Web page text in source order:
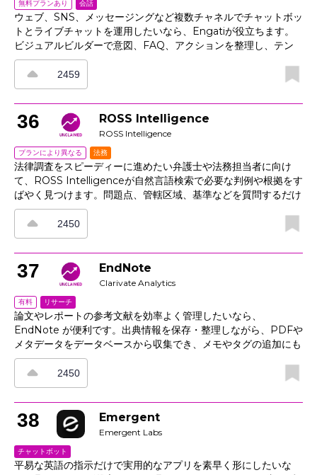
無料プランあり 会話
ウェブ、SNS、メッセージングなど複数チャネルでチャットボッ
トとライブチャットを運用したいなら、Engatiが役立ちます。
ビジュアルビルダーで意図、FAQ、アクションを整理し、テン
プレートでよくあるユーザー体験を効率よく構築できます。公開
前のテストで問題点を確認でき、連携機能を使えばアカウント情
報や注文データを取得して、より個別対応しやすくなります。さ
らに、必要に応じて有人対応へスムーズに引き継げるほか、会話
履歴も保持されます。分析機能では不足しているポイントを把握
できるため、フローやコンテンツ、プロンプトをデータに基づい
て改善できます。
2459
36 ROSS Intelligence
ROSS Intelligence
プランにより異なる 法務
法律調査をスピーディーに進めたい弁護士や法務担当者に向け
て、ROSS Intelligenceが自然言語検索で必要な判例や根拠をす
ばやく見つけます。問題点、管轄区域、基準などを質問するだけ
で、引用付きの関連箇所がランキング形式で表示され、裁判所・
日付・処理方法などの条件で絞り込みも可能です。さらに、簡潔
な分析機能で根拠の弱い判例を見極め、より説得力のある代替案
の検討を支援します。アラート、履歴、エクスポート機能も備え
ており、チームで主張を整理しながら、パートナー、クライアン
ト、裁判所向けの論点を明確に文書化できます。
2450
37 EndNote
Clarivate Analytics
有料 リサーチ
論文やレポートの参考文献を効率よく管理したいなら、
EndNote が便利です。出典情報を保存・整理しながら、PDFや
メタデータをデータベースから収集でき、メモやタグの追加にも
対応しています。 さらに、ライブラリを共同作業者と共有して
バージョンを同期できるため、研究チームでの文献管理にも役立
ちます。「Cite While You Write」機能を使えば、エディタ上
で引用文献や参考文献リストをジャーナル掲載向けのスタイルで
そのまま挿入可能です。PDFへの注釈機能や全文検索機能も備
えており、保存した記事を実用的な文献ライブラリとして活用で
きます。
2450
38 Emergent
Emergent Labs
チャットボット
平易な英語の指示だけで実用的なアプリを素早く形にしたいな